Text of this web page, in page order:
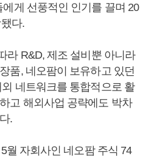
게 선풍적인 인기를 끌며 20
다.
라 R&D, 제조 설비뿐 아니라
품, 네오팜이 보유하고 있던
네트워크를 통합적으로 활
고 해외사업 공략에도 박차
.
월 자회사인 네오팜 주식 74